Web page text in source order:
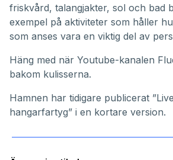
friskvård, talangjakter, sol och bad
exempel på aktiviteter som håller
som anses vara en viktig del av
Häng med när Youtube-kanalen
bakom kulisserna.
Hamnen har tidigare publicerat
hangarfartyg” i en kortare version.